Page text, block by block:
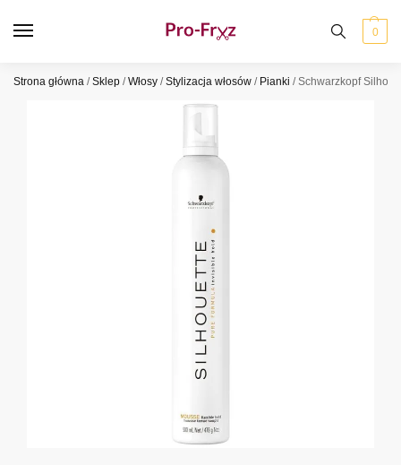
0
Strona główna /Sklep /Włosy /Stylizacja włosów / Pianki /Schwarzkopf